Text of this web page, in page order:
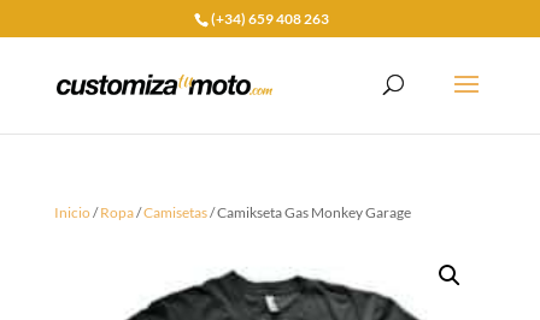
(+34) 659 408 263
Inicio/Ropa/Camisetas/ Camikseta Gas Monkey Garage